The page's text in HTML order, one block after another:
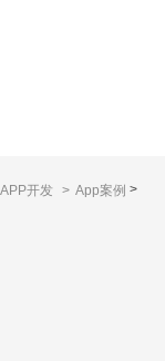
APP开发 > App案例 >